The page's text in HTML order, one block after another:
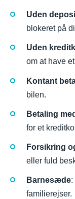
Uden
blokeret på
Uden
om at have
Kontant
bilen.
Betaling
for et
Forsikring
eller fuld
Barnesæde
familierejser.